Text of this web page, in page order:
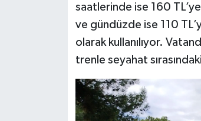
saatlerinde ise 160
ve gündüzde ise 110
olarak kullanılıyor.
trenle seyahat